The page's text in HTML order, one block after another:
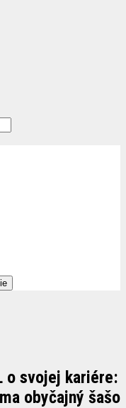
o svojej kariére:
obyčajný šašo